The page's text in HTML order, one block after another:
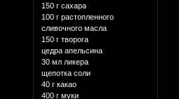
150 г сахара
100 г растопленного
сливочного масла
150 г творога
цедра апельсина
30 мл ликера
щепотка соли
40 г какао
400 г муки